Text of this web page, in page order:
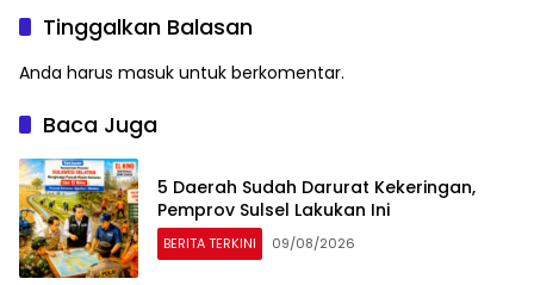
Tinggalkan Balasan
Anda harus masuk untuk berkomentar.
Baca Juga
5 Daerah Sudah Darurat Kekeringan,
Pemprov Sulsel Lakukan Ini
BERITA TERKINI 09/08/2026